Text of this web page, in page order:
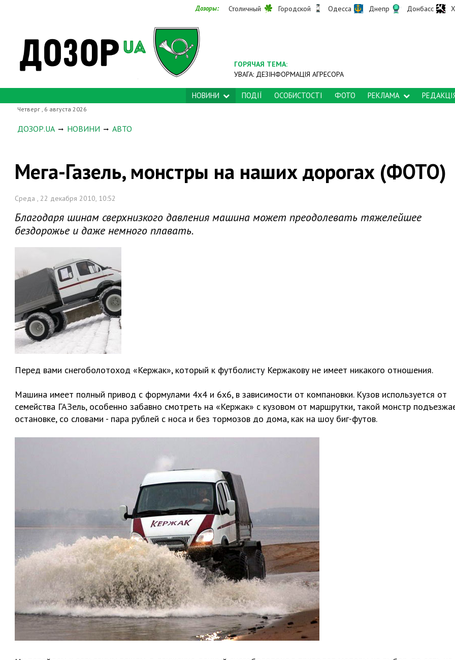
Дозоры: Столичный Городской Одесса Днепр Донбасс
ГОРЯЧАЯ ТЕМА:
УВАГА: ДЕЗІНФОРМАЦІЯ АГРЕСОРА
НОВИНИ ПОДІЇ ОСОБИСТОСТІ ФОТО РЕКЛАМА
Четверг , 6 августа 2026
ДОЗОР.UA НОВИНИ АВТО
Мега-Газель, монстры на наших дорогах (ФОТО)
Среда , 22 декабря 2010, 10:52
Благодаря шинам сверхнизкого давления машина может преодолевать тяжелейшее
бездорожье и даже немного плавать.
Перед вами снегоболотоход «Кержак», который к футболисту Кержакову не имеет никакого отношения.
Машина имеет полный привод с формулами 4х4 и 6х6, в зависимости от компановки. Кузов используется от
семейства ГАЗель, особенно забавно смотреть на «Кержак» с кузовом от маршрутки, такой монстр
остановке, со словами - пара рублей с носа и без тормозов до дома, как на шоу биг-футов.